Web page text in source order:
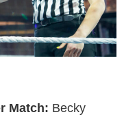
Match: Becky